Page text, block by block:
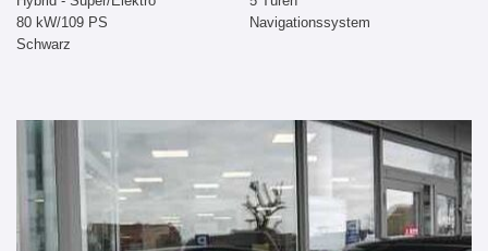
80 kW/109 PS
Schwarz
Navigationssystem